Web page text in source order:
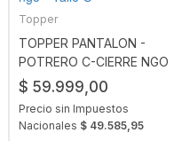
Topper
TOPPER PANTALON -
POTRERO C-CIERRE NGO
$ 59.999,00
Precio sin Impuestos
Nacionales $ 49.585,95